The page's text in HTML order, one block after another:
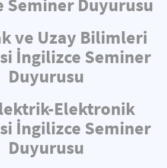
Seminer Duyurusu
ve Uzay Bilimleri
İngilizce Seminer
Duyurusu
Elektronik
İngilizce Seminer
Duyurusu